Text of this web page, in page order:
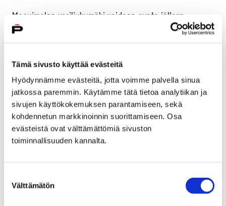
Tämä sivusto käyttää evästeitä
Hyödynnämme evästeitä, jotta voimme palvella sinua
jatkossa paremmin. Käytämme tätä tietoa analytiikan ja
sivujen käyttökokemuksen parantamiseen, sekä
kohdennetun markkinoinnin suorittamiseen. Osa
evästeistä ovat välttämättömiä sivuston
toiminnallisuuden kannalta.
valinta
Välttämätön
Maauimalan vesiliukumäki voidaan avata jälleen
käyttöön. Uusintanäytteissä ei todettu bakteeria.